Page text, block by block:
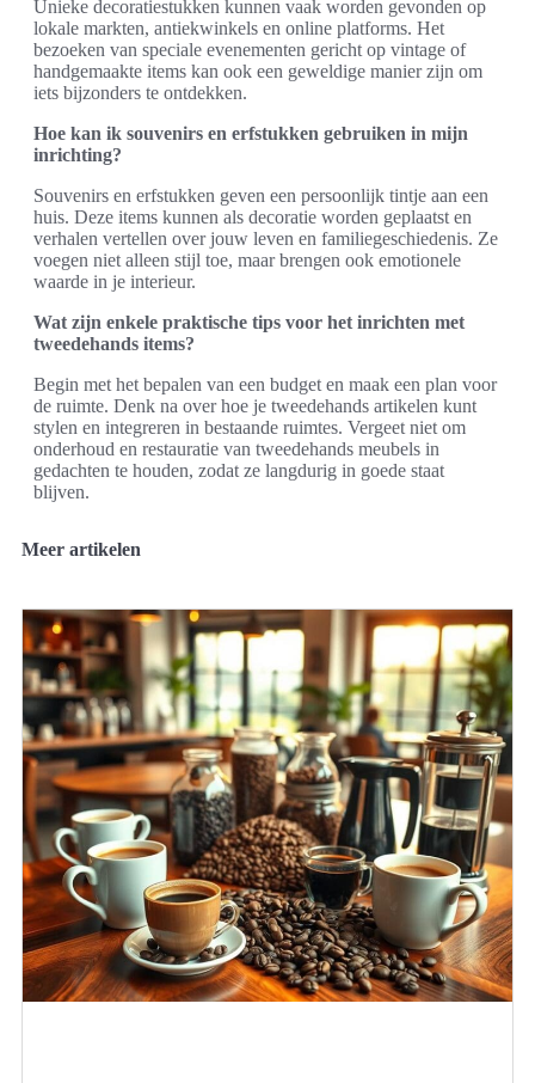
Unieke decoratiestukken kunnen vaak worden gevonden op
lokale markten, antiekwinkels en online platforms. Het
bezoeken van speciale evenementen gericht op vintage of
handgemaakte items kan ook een geweldige manier zijn om
iets bijzonders te ontdekken.
Hoe kan ik souvenirs en erfstukken gebruiken in mijn
inrichting?
Souvenirs en erfstukken geven een persoonlijk tintje aan een
huis. Deze items kunnen als decoratie worden geplaatst en
verhalen vertellen over jouw leven en familiegeschiedenis. Ze
voegen niet alleen stijl toe, maar brengen ook emotionele
waarde in je interieur.
Wat zijn enkele praktische tips voor het inrichten met
tweedehands items?
Begin met het bepalen van een budget en maak een plan voor
de ruimte. Denk na over hoe je tweedehands artikelen kunt
stylen en integreren in bestaande ruimtes. Vergeet niet om
onderhoud en restauratie van tweedehands meubels in
gedachten te houden, zodat ze langdurig in goede staat
blijven.
Meer artikelen